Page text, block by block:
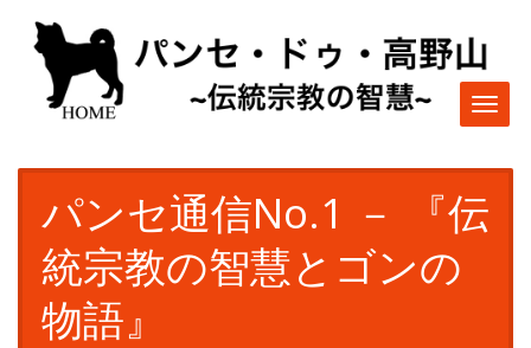
パンセ通信No.1 － 『伝
統宗教の智慧とゴンの
物語』